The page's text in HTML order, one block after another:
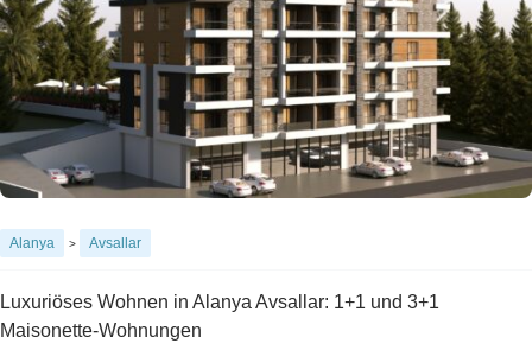
Alanya > Avsallar
Luxuriöses Wohnen in Alanya Avsallar: 1+1 und 3+1
Maisonette-Wohnungen